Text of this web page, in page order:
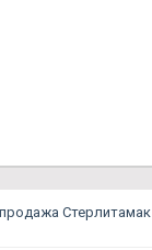
Стерлитамак